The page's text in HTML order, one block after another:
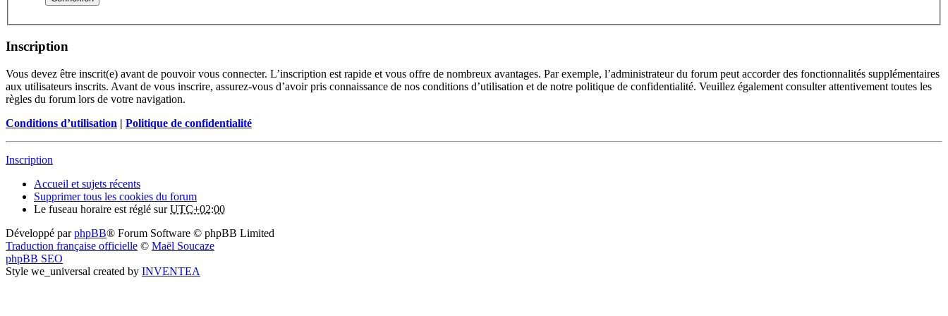
Inscription
Vous devez être inscrit(e) avant de pouvoir vous connecter. L’inscription est rapide et vous offre de nombreux avantages. Par exemple, l’administrateur du forum peut accorder des fonctionnalités supplémentaires
aux utilisateurs inscrits. Avant de vous inscrire, assurez-vous d’avoir pris connaissance de nos conditions d’utilisation et de notre politique de confidentialité. Veuillez également consulter attentivement toutes les
règles du forum lors de votre navigation.
Conditions d’utilisation | Politique de confidentialité
Inscription
Accueil et sujets récents
Supprimer tous les cookies du forum
Le fuseau horaire est réglé surUTC+02:00
Développé parphpBB® Forum Software © phpBB Limited
Traduction française officielle © Maël Soucaze
phpBB SEO
Style we_universal created by INVENTEA